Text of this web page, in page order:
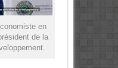
en
de la